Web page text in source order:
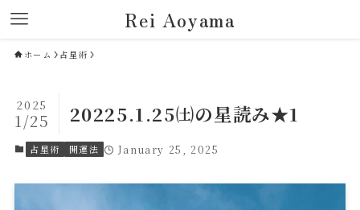
Rei Aoyama
ホーム 占星術
20225.1.25㈯の星読み★1
2025
1/25
占星術 開運法 January 25, 2025